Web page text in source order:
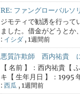
RE: ファングローバルソ
ジモティで勧誘を行って
ました。借金がどうとか
: イシダ ,1週間前
悪質詐欺師 西内祐貴 に
【 名前 】：西内祐貴【
キ【 生年月日 】：1995
: 西瓜 ,1週間前